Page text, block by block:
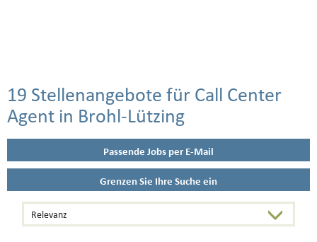
19 Stellenangebote für Call Center
Agent in Brohl-Lützing
Passende Jobs per E-Mail
Grenzen Sie Ihre Suche ein